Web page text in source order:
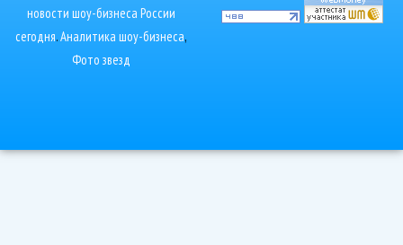
новости шоу-бизнеса России
сегодня.Аналитика шоу-бизнеса,
Фото звезд